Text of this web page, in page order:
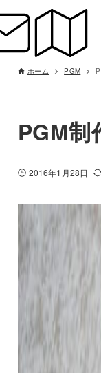
ホーム PGM
PGM
2016年1月28日